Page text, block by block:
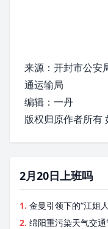
来源：开封市公安
通运输局
编辑：一丹
版权归原作者所有
2月20日上班吗
1. 金曼引领下的“江姐
2. 绵阳重污染天气交